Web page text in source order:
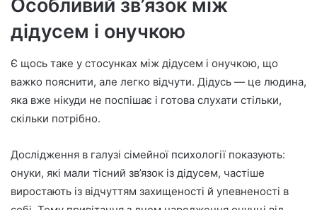
Особливий зв’язок між
дідусем і онучкою
Є щось таке у стосунках між дідусем і онучкою, що
важко пояснити, але легко відчути. Дідусь — це людина,
яка вже нікуди не поспішає і готова слухати стільки,
скільки потрібно.
Дослідження в галузі сімейної психології показують:
онуки, які мали тісний зв’язок із дідусем, частіше
виростають із відчуттям захищеності й упевненості в